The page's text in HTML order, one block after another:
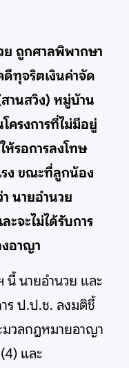
ย ถูกศาลพิพากษา
ทุจริตเงินค่าจัด
านสวิง) หมู่บ้าน
ครงการที่ไม่มีอยู่
ห้รอการลงโทษ
ง ขณะที่ลูกน้อง
นายอำนวย
ะจะไม่ได้รับการ
อาญา
นี้ นายอำนวย และ
ร ป.ป.ช. ลงมติชี้
วลกฎหมายอาญา
และ